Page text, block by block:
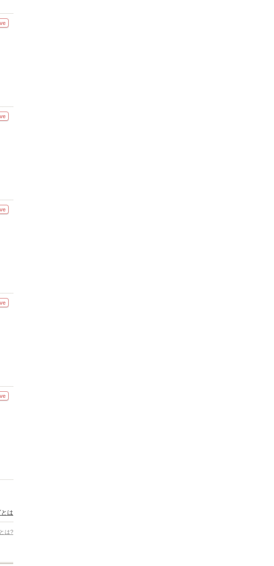
は
は?